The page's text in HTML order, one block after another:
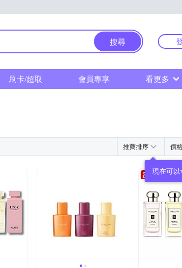
搜尋
刷卡/超取 會員專享 看更多
推薦排序 價
現在可